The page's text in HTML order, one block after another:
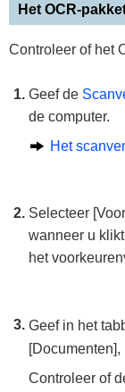
Het OCR-
Controleer of het
Geef de
de computer.
Het
Selecteer
wanneer u
het
Geef in het
Controleer of